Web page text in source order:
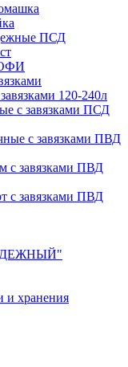
ПСД
120-240л
с завязками ПСД
с завязками ПВД
с завязками ПВД
с завязками ПВД
и хранения